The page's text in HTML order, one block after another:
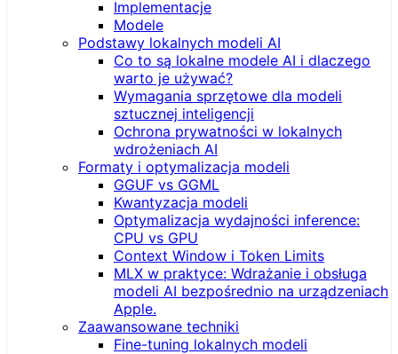
Implementacje
Modele
Podstawy lokalnych modeli AI
Co to są lokalne modele AI i dlaczego
warto je używać?
Wymagania sprzętowe dla modeli
sztucznej inteligencji
Ochrona prywatności w lokalnych
wdrożeniach AI
Formaty i optymalizacja modeli
GGUF vs GGML
Kwantyzacja modeli
Optymalizacja wydajności inference:
CPU vs GPU
Context Window i Token Limits
MLX w praktyce: Wdrażanie i obsługa
modeli AI bezpośrednio na urządzeniach
Apple.
Zaawansowane techniki
Fine-tuning lokalnych modeli